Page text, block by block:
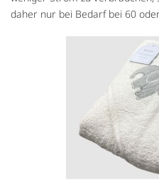
daher nur bei Bedarf bei 60